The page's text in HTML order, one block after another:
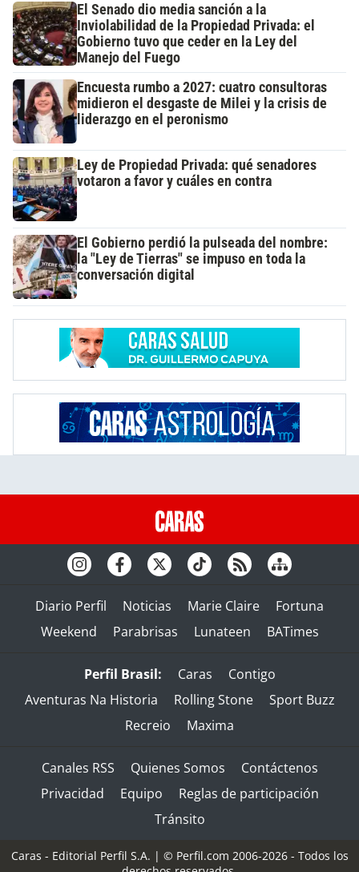
El Senado dio media sanción a la
Inviolabilidad de la Propiedad Privada: el
Gobierno tuvo que ceder en la Ley del
Manejo del Fuego
Encuesta rumbo a 2027: cuatro consultoras
midieron el desgaste de Milei y la crisis de
liderazgo en el peronismo
Ley de Propiedad Privada: qué senadores
votaron a favor y cuáles en contra
El Gobierno perdió la pulseada del nombre:
la "Ley de Tierras" se impuso en toda la
conversación digital
Diario Perfil Noticias Marie Claire
Fortuna
Weekend
Parabrisas Lunateen BATimes
Perfil Brasil: Caras
Contigo
Aventuras Na Historia
Rolling Stone
Sport Buzz
Recreio
Maxima
Canales RSS Quienes Somos
Contáctenos
Privacidad
Equipo
Reglas de participación
Tránsito
Caras - Editorial Perfil S.A. | © Perfil.com 2006-2026 - Todos los